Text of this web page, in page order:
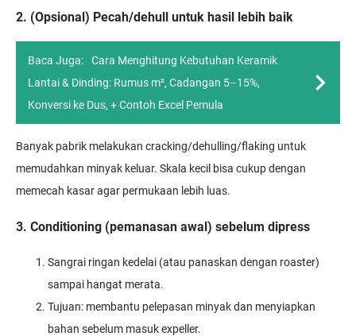
2. (Opsional) Pecah/dehull untuk hasil lebih baik
Baca Juga:
Cara Menghitung Kebutuhan Keramik
Lantai & Dinding: Rumus m², Cadangan 5–15%,
Konversi ke Dus, + Contoh Excel Pemula
Banyak pabrik melakukan cracking/dehulling/flaking untuk
memudahkan minyak keluar. Skala kecil bisa cukup dengan
memecah kasar agar permukaan lebih luas.
3. Conditioning (pemanasan awal) sebelum dipress
Sangrai ringan kedelai (atau panaskan dengan roaster)
sampai hangat merata.
Tujuan: membantu pelepasan minyak dan menyiapkan
bahan sebelum masuk expeller.